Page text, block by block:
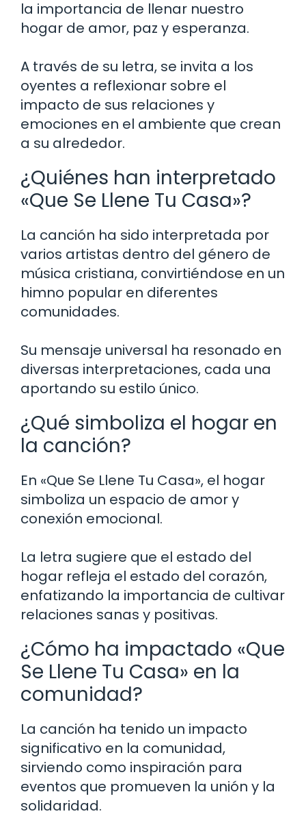
la importancia de llenar nuestro
hogar de amor, paz y esperanza.
A través de su letra, se invita a los
oyentes a reflexionar sobre el
impacto de sus relaciones y
emociones en el ambiente que crean
a su alrededor.
¿Quiénes han interpretado
«Que Se Llene Tu Casa»?
La canción ha sido interpretada por
varios artistas dentro del género de
música cristiana, convirtiéndose en un
himno popular en diferentes
comunidades.
Su mensaje universal ha resonado en
diversas interpretaciones, cada una
aportando su estilo único.
¿Qué simboliza el hogar en
la canción?
En «Que Se Llene Tu Casa», el hogar
simboliza un espacio de amor y
conexión emocional.
La letra sugiere que el estado del
hogar refleja el estado del corazón,
enfatizando la importancia de cultivar
relaciones sanas y positivas.
¿Cómo ha impactado «Que
Se Llene Tu Casa» en la
comunidad?
La canción ha tenido un impacto
significativo en la comunidad,
sirviendo como inspiración para
eventos que promueven la unión y la
solidaridad.